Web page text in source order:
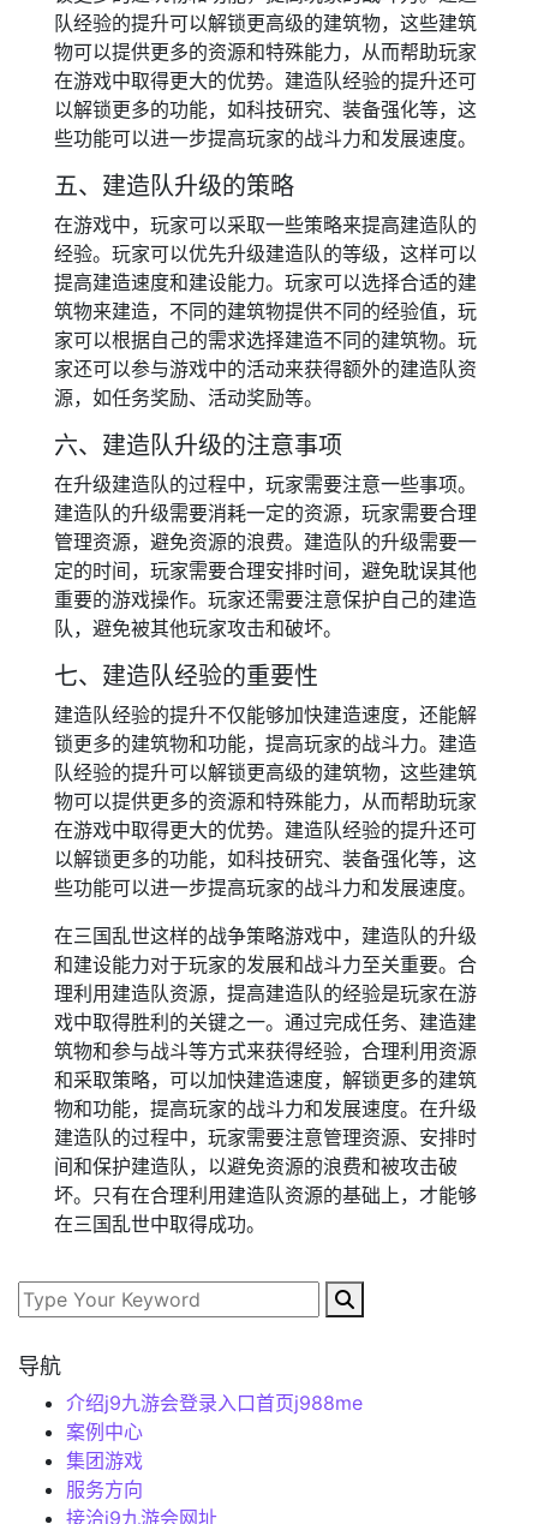
队经验的提升可以解锁更高级的建筑物，这些建筑
物可以提供更多的资源和特殊能力，从而帮助玩家
在游戏中取得更大的优势。建造队经验的提升还可
以解锁更多的功能，如科技研究、装备强化等，这
些功能可以进一步提高玩家的战斗力和发展速度。
五、建造队升级的策略
在游戏中，玩家可以采取一些策略来提高建造队的
经验。玩家可以优先升级建造队的等级，这样可以
提高建造速度和建设能力。玩家可以选择合适的建
筑物来建造，不同的建筑物提供不同的经验值，玩
家可以根据自己的需求选择建造不同的建筑物。玩
家还可以参与游戏中的活动来获得额外的建造队资
源，如任务奖励、活动奖励等。
六、建造队升级的注意事项
在升级建造队的过程中，玩家需要注意一些事项。
建造队的升级需要消耗一定的资源，玩家需要合理
管理资源，避免资源的浪费。建造队的升级需要一
定的时间，玩家需要合理安排时间，避免耽误其他
重要的游戏操作。玩家还需要注意保护自己的建造
队，避免被其他玩家攻击和破坏。
七、建造队经验的重要性
建造队经验的提升不仅能够加快建造速度，还能解
锁更多的建筑物和功能，提高玩家的战斗力。建造
队经验的提升可以解锁更高级的建筑物，这些建筑
物可以提供更多的资源和特殊能力，从而帮助玩家
在游戏中取得更大的优势。建造队经验的提升还可
以解锁更多的功能，如科技研究、装备强化等，这
些功能可以进一步提高玩家的战斗力和发展速度。
在三国乱世这样的战争策略游戏中，建造队的升级
和建设能力对于玩家的发展和战斗力至关重要。合
理利用建造队资源，提高建造队的经验是玩家在游
戏中取得胜利的关键之一。通过完成任务、建造建
筑物和参与战斗等方式来获得经验，合理利用资源
和采取策略，可以加快建造速度，解锁更多的建筑
物和功能，提高玩家的战斗力和发展速度。在升级
建造队的过程中，玩家需要注意管理资源、安排时
间和保护建造队，以避免资源的浪费和被攻击破
坏。只有在合理利用建造队资源的基础上，才能够
在三国乱世中取得成功。
导航
介绍j9九游会登录入口首页j988me
案例中心
集团游戏
服务方向
接洽j9九游会网址